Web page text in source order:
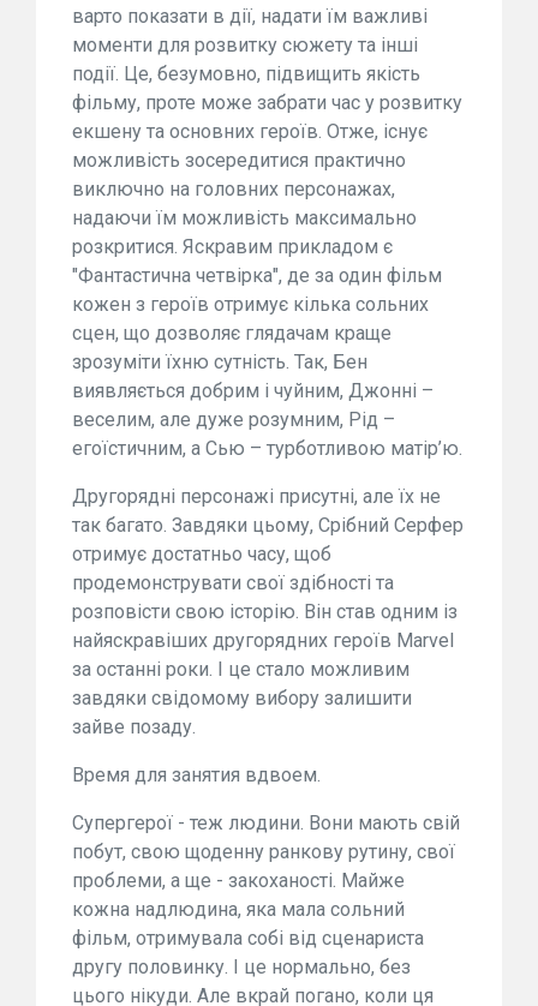
варто показати в дії, надати їм важливі
моменти для розвитку сюжету та інші
події. Це, безумовно, підвищить якість
фільму, проте може забрати час у розвитку
екшену та основних героїв. Отже, існує
можливість зосередитися практично
виключно на головних персонажах,
надаючи їм можливість максимально
розкритися. Яскравим прикладом є
"Фантастична четвірка", де за один фільм
кожен з героїв отримує кілька сольних
сцен, що дозволяє глядачам краще
зрозуміти їхню сутність. Так, Бен
виявляється добрим і чуйним, Джонні –
веселим, але дуже розумним, Рід –
егоїстичним, а Сью – турботливою матір’ю.
Другорядні персонажі присутні, але їх не
так багато. Завдяки цьому, Срібний Серфер
отримує достатньо часу, щоб
продемонструвати свої здібності та
розповісти свою історію. Він став одним із
найяскравіших другорядних героїв Marvel
за останні роки. І це стало можливим
завдяки свідомому вибору залишити
зайве позаду.
Время для занятия вдвоем.
Супергерої - теж людини. Вони мають свій
побут, свою щоденну ранкову рутину, свої
проблеми, а ще - закоханості. Майже
кожна надлюдина, яка мала сольний
фільм, отримувала собі від сценариста
другу половинку. І це нормально, без
цього нікуди. Але вкрай погано, коли ця